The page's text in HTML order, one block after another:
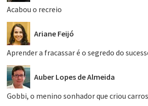
Acabou o recreio
Ariane Feijó
Aprender a fracassar é o segredo do
Auber Lopes de Almeida
Gobbi, o menino sonhador que criou